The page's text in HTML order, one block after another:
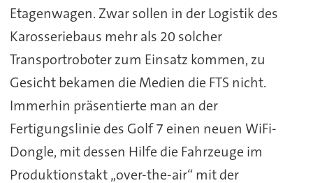
Etagenwagen. Zwar sollen in der Logistik des
Karosseriebaus mehr als 20 solcher
Transportroboter zum Einsatz kommen, zu
Gesicht bekamen die Medien die FTS nicht.
Immerhin präsentierte man an der
Fertigungslinie des Golf 7 einen neuen WiFi-
Dongle, mit dessen Hilfe die Fahrzeuge im
Produktionstakt „over-the-air“ mit der